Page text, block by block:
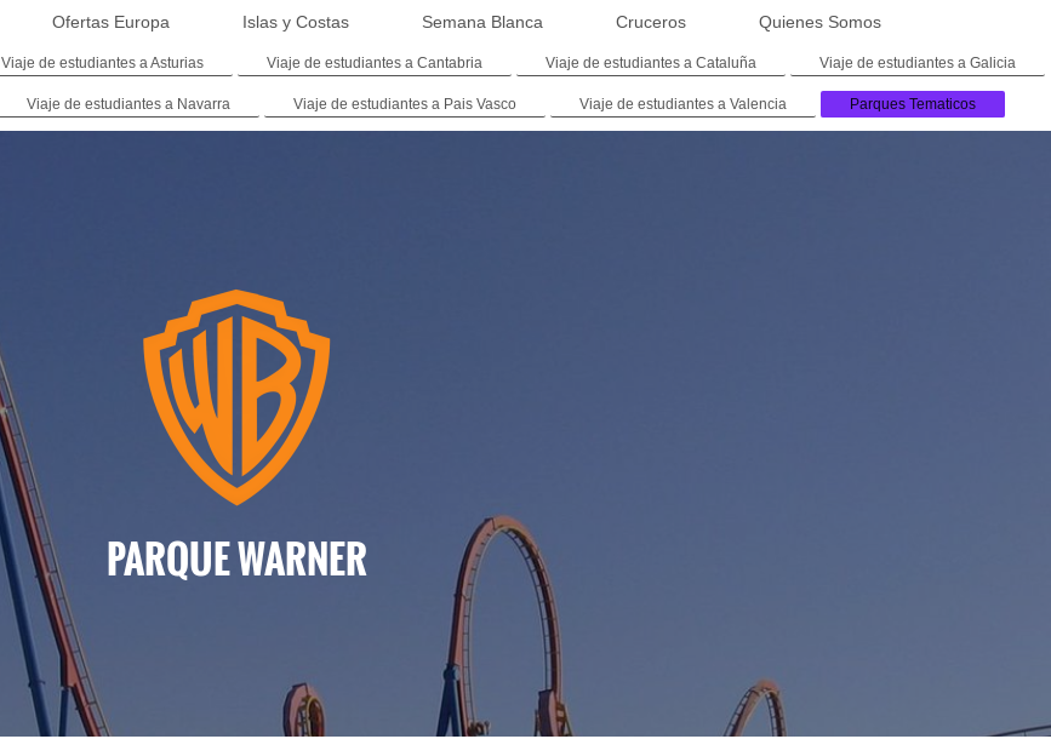
Ofertas Europa Islas y Costas Semana Blanca Cruceros Quienes Somos
Viaje de estudiantes a Asturias Viaje de estudiantes a Cantabria Viaje de estudiantes a Cataluña Viaje de estudiantes a Galicia
Viaje de estudiantes a Navarra Viaje de estudiantes a Pais Vasco Viaje de estudiantes a Valencia Parques Tematicos
PARQUE WARNER